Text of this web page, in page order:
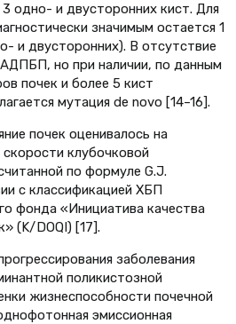
3 одно- и двусторонних кист. Для
значимым остается 1
и двусторонних). В отсутствие
но при наличии, по данным
почек и более 5 кист
мутация de novo [14–16].
почек оценивалось на
клубочковой
по формуле G.J.
с классификацией ХБП
фонда «Инициатива качества
(K/DOQI) [17].
заболевания
поликистозной
жизнеспособности почечной
эмиссионная